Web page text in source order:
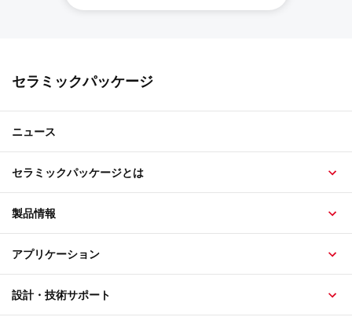
セラミックパッケージ
ニュース
セラミックパッケージとは
製品情報
アプリケーション
設計・技術サポート